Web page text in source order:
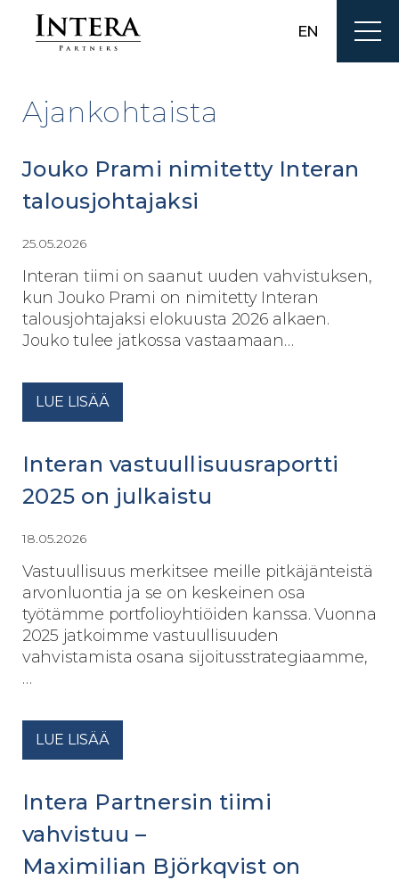
EN
Ajankohtaista
Jouko Prami nimitetty Interan
talousjohtajaksi
25.05.2026
Interan tiimi on saanut uuden vahvistuksen,
kun Jouko Prami on nimitetty Interan
talousjohtajaksi elokuusta 2026 alkaen.
Jouko tulee jatkossa vastaamaan…
LUE LISÄÄ
Interan vastuullisuusraportti
2025 on julkaistu
18.05.2026
Vastuullisuus merkitsee meille pitkäjänteistä
arvonluontia ja se on keskeinen osa
työtämme portfolioyhtiöiden kanssa. Vuonna
2025 jatkoimme vastuullisuuden
vahvistamista osana sijoitusstrategiaamme,
…
LUE LISÄÄ
Intera Partnersin tiimi
vahvistuu –
Maximilian Björkqvist on